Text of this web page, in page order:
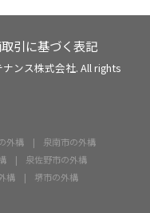
引に基づく表記
ンス株式会社. All rights
外構
泉南市の外構
泉佐野市の外構
構
堺市の外構